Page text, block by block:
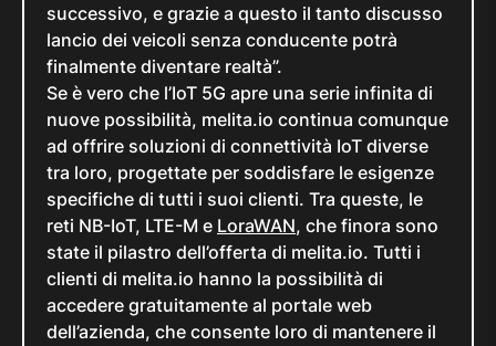
successivo, e grazie a questo il tanto discusso
lancio dei veicoli senza conducente potrà
finalmente diventare realtà”.
Se è vero che l’IoT 5G apre una serie infinita di
nuove possibilità, melita.io continua comunque
ad offrire soluzioni di connettività IoT diverse
tra loro, progettate per soddisfare le esigenze
specifiche di tutti i suoi clienti. Tra queste, le
reti NB-IoT, LTE-M e LoraWAN, che finora sono
state il pilastro dell’offerta di melita.io. Tutti i
clienti di melita.io hanno la possibilità di
accedere gratuitamente al portale web
dell’azienda, che consente loro di mantenere il